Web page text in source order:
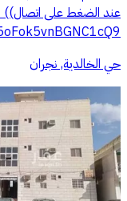
عند الضغط على
حي الخالدية, نجران